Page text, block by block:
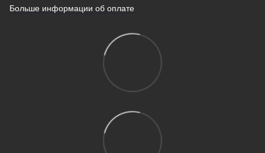
Больше информации об оплате